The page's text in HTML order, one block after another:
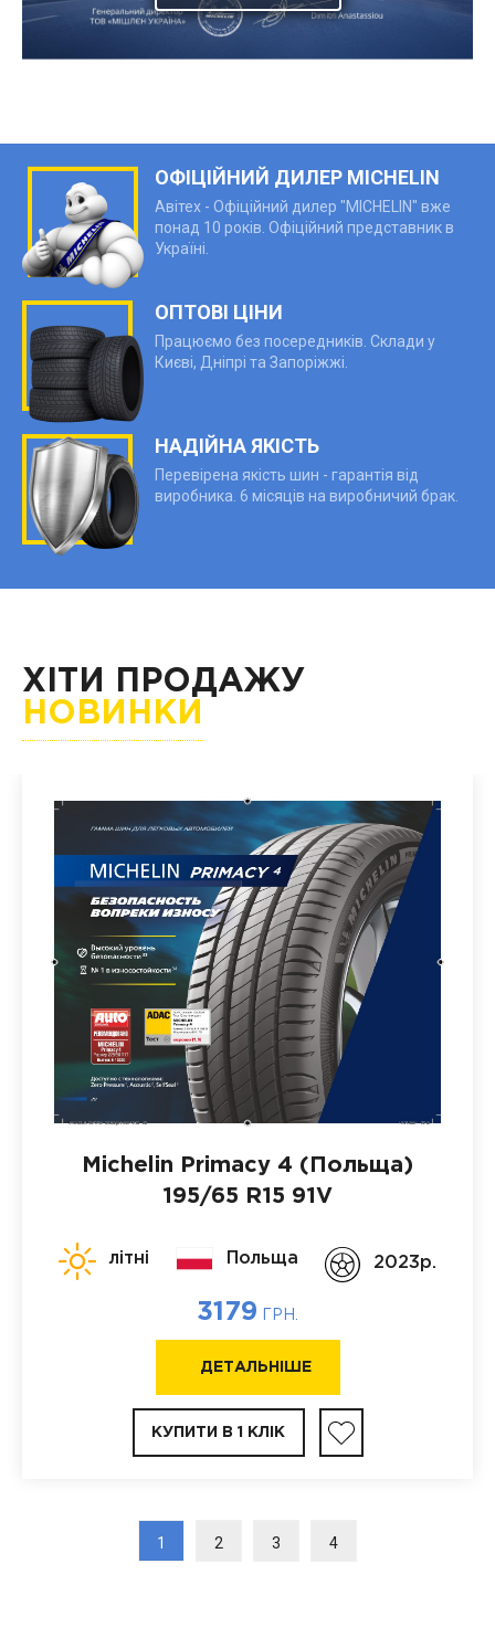
ОФІЦІЙНИЙ ДИЛЕР MICHELIN
Авітех - Офіційний дилер "MICHELIN" вже
понад 10 років. Офіційний представник в
Україні.
ОПТОВІ ЦІНИ
Працюємо без посередників. Склади у
Києві, Дніпрі та Запоріжжі.
НАДІЙНА ЯКІСТЬ
Перевірена якість шин - гарантія від
виробника. 6 місяців на виробничий брак.
ХІТИ ПРОДАЖУ
НОВИНКИ
Michelin Primacy 4 (Польща)
195/65 R15 91V
літні Польща 2023p.
3179 ГРН.
ДЕТАЛЬНІШЕ
КУПИТИ В 1 КЛІК
1 2 3 4